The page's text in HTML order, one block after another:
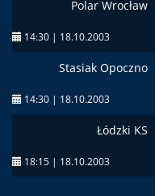
Polar Wrocław
14:30 | 18.10.2003
Stasiak Opoczno
14:30 | 18.10.2003
Łódzki KS
18:15 | 18.10.2003